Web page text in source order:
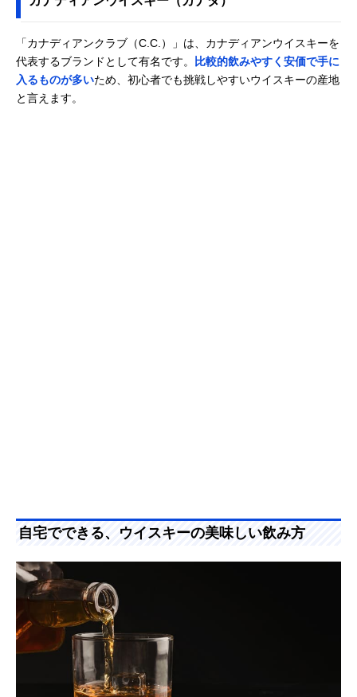
「カナディアンクラブ（C.C.）」は、カナディアンウイスキーを
代表するブランドとして有名です。
比較的飲みやすく安価で手に
入るものが多いため、初心者でも挑戦しやすいウイスキーの産地
と言えます。
自宅でできる、ウイスキーの美味しい飲み方